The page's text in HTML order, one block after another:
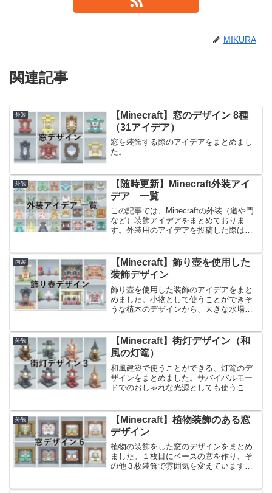
MIKURA
関連記事
外装
【Minecraft】窓のデザイン 8種
（31アイデア）
窓を装飾する際のアイデアをまとめまし
た。
外装
【随時更新】Minecraft外装アイ
デア 一覧
この記事では、Minecraftの外装（道や門
など）装飾アイデアをまとめておりま
す。外装用のアイデアを投稿した際は、
ぎて、ジャンルごとにまとめ始めた当ブ
ログで...
内装
【Minecraft】飾り壺を使用した
装飾デザイン
飾り壺を使用した装飾のアイデアをまと
めました。小物として使うことができそ
うな植木のデザインから、大きな水場の
で、お好きな飾り壺を作って、入れ替え
てご使用ください！前回ご...
外装
【Minecraft】街灯デザイン（和
風の灯篭）
和風建築で使うことができる、灯篭のデ
ザインをまとめました。サバイバルモー
ドでのおしゃれな光源としても使うこと
りますが低コストで作ることができま
す。（光源にビーコンを使用...
外装
【Minecraft】植物装飾のある窓
デザイン
植物の装飾をした窓のデザインをまとめ
ました。１枚目にベースの窓を作り、そ
の他３枚装飾で雰囲気を変えています。